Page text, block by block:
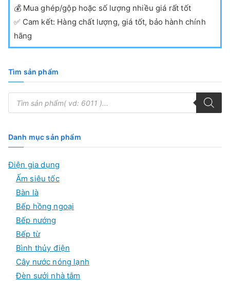
💰 Mua ghép/gộp hoặc số lượng nhiều giá rất tốt
✅ Cam kết: Hàng chất lượng, giá tốt, bảo hành chính
hãng
Tìm sản phẩm
T
m
ế
m
s
n
Danh mục sản phẩm
Điện gia dụng
Ấm siêu tốc
Bàn là
Bếp hồng ngoại
Bếp nướng
Bếp từ
Bình thủy điện
Cây nước nóng lạnh
Đèn sưởi nhà tắm